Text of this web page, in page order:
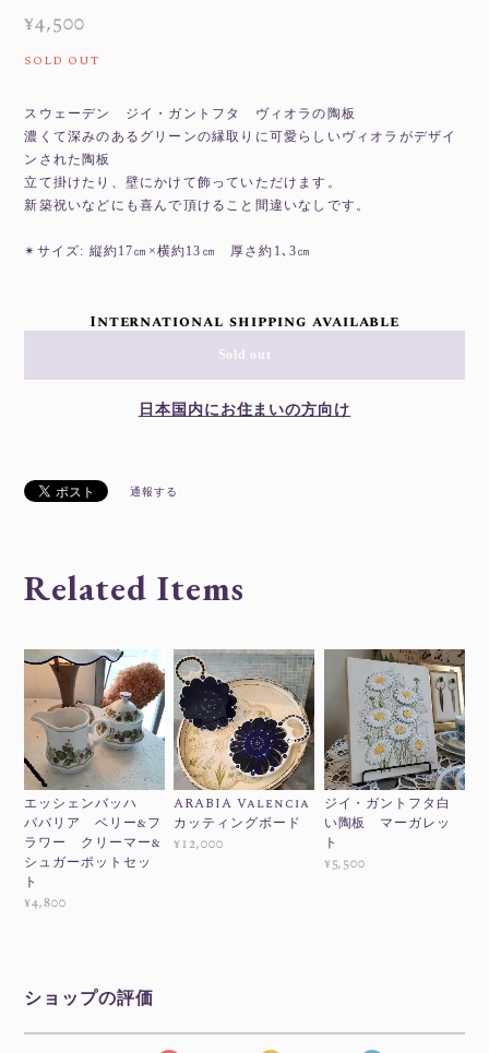
¥4,500
SOLD OUT
スウェーデン ジイ・ガントフタ ヴィオラの陶板
濃くて深みのあるグリーンの縁取りに可愛らしいヴィオラがデザイ
ンされた陶板
立て掛けたり、壁にかけて飾っていただけます。
新築祝いなどにも喜んで頂けること間違いなしです。
✴︎サイズ: 縦約17㎝×横約13㎝ 厚さ約1､3㎝
International shipping available
Sold out
日本国内にお住まいの方向け
通報する
Related Items
エッシェンバッハ
ババリア ベリー&フ
ラワー クリーマー&
シュガーポットセッ
ト
¥4,800
ARABIA Valencia
カッティングボード
¥12,000
ジイ・ガントフタ白
い陶板 マーガレッ
ト
¥5,500
ショップの評価